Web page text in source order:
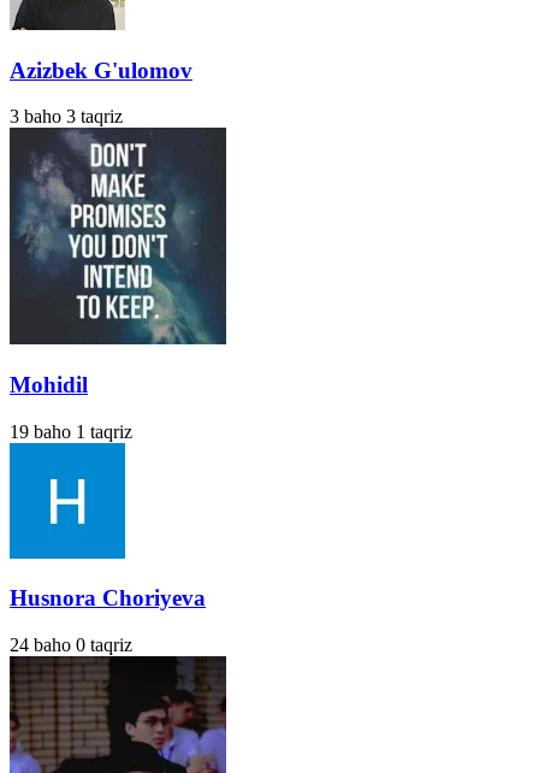
Azizbek G'ulomov
3 baho 3 taqriz
Mohidil
19 baho 1 taqriz
Husnora Choriyeva
24 baho 0 taqriz